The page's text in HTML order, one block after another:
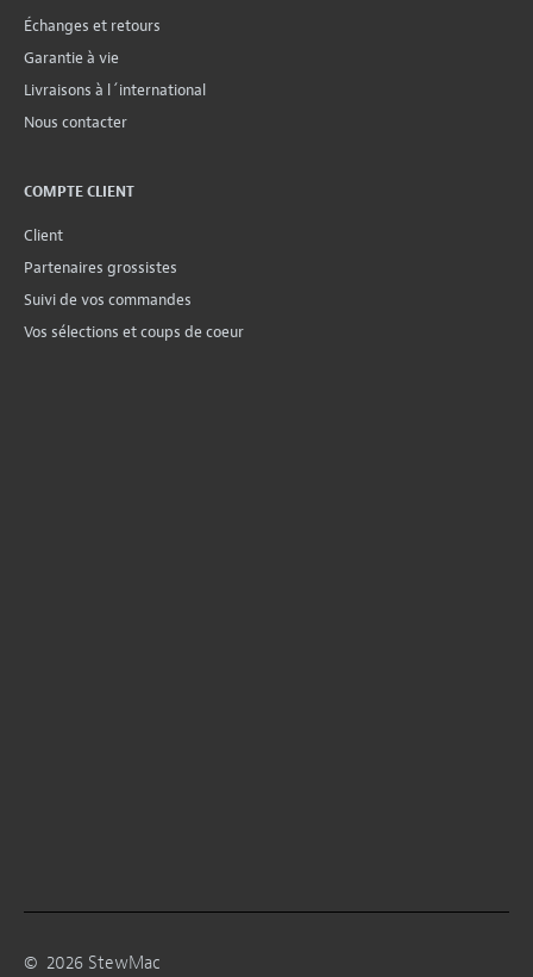
Échanges et retours
Garantie à vie
Livraisons à l´international
Nous contacter
COMPTE CLIENT
Client
Partenaires grossistes
Suivi de vos commandes
Vos sélections et coups de coeur
© 2026 StewMac